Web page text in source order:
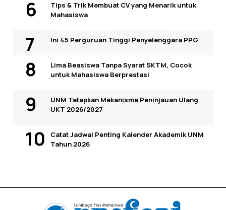
Tips & Trik Membuat CV yang Menarik untuk
Mahasiswa
Ini 45 Perguruan Tinggi Penyelenggara PPG
Lima Beasiswa Tanpa Syarat SKTM, Cocok
untuk Mahasiswa Berprestasi
UNM Tetapkan Mekanisme Peninjauan Ulang
UKT 2026/2027
Catat Jadwal Penting Kalender Akademik UNM
Tahun 2026